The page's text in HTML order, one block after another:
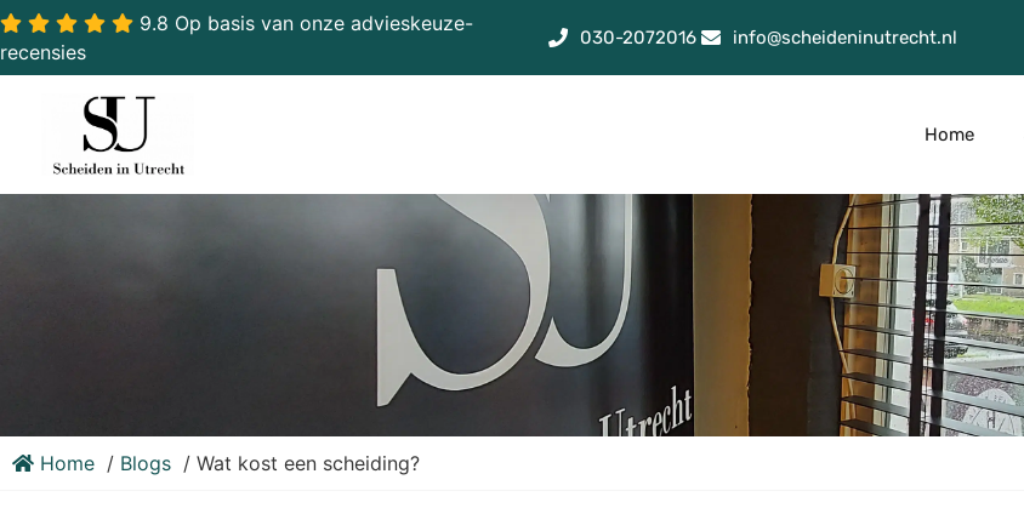
9.8 Op basis van onze advieskeuze-
recensies
030-2072016 info@scheideninutrecht.nl
Home
Home Blogs Wat kost een scheiding?